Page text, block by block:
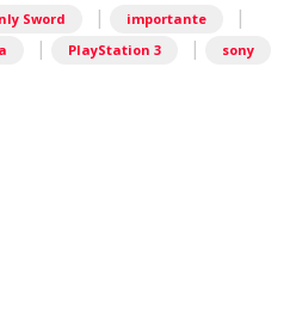
Sword | importante |
| PlayStation 3 | sony